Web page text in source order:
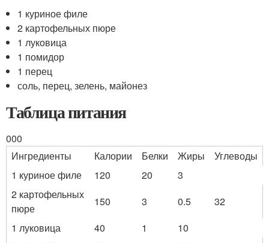
1 куриное филе
2 картофельных пюре
1 луковица
1 помидор
1 перец
соль, перец, зелень, майонез
Таблица питания
000
Ингредиенты
Калории Белки Жиры
Углеводы
1 куриное филе
120 20
3
2 картофельных
пюре
150 3 0.5
32
1 луковица
40 1
10